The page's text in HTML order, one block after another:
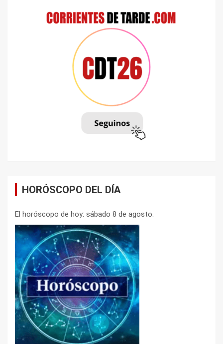
HORÓSCOPO DEL DÍA
El horóscopo de hoy: sábado 8 de agosto.